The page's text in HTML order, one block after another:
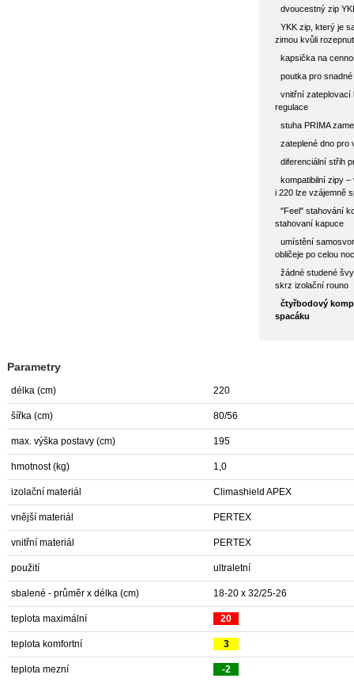
dvoucestný zip
YKK zip, který je
zimou kvůli
kapsička na
poutka pro
vnitřní zateplovací
regulace
stuha PRIMA
zateplené dno pro
diferenciální střih
kompatibilní zipy
i 220 lze vzájemně
"Feel" stahování
stahovaní kapuce
umístění
obličeje po celou noc
žádné studené
skrz izolační rouno
čtyřbodový
spacáku
Parametry
délka (cm) 220
šířka (cm) 80/56
max. výška postavy (cm) 195
hmotnost (kg) 1,0
izolační materiál Climashield APEX
vnější materiál PERTEX
vnitřní materiál PERTEX
použití ultraletní
sbalené - průměr x délka (cm) 18-20 x 32/25-26
teplota maximální 20
teplota komfortní 3
teplota mezní -2